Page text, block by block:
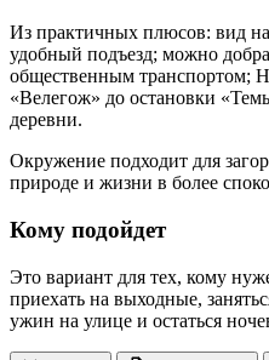
Из практичных плюсов: вид
удобный подъезд; можно
общественным транспортом;
«Велегож» до остановки
деревни.
Окружение подходит для
природе и жизни в более
Кому подойдет
Это вариант для тех, кому
приехать на выходные,
ужин на улице и остаться